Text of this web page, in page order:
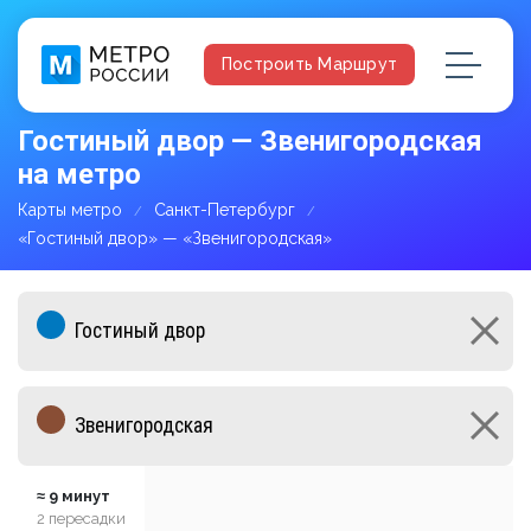
Построить Маршрут
Гостиный двор — Звенигородская
на метро
Карты метро
Санкт-Петербург
«Гостиный двор» — «Звенигородская»
≈ 9 минут
2 пересадки